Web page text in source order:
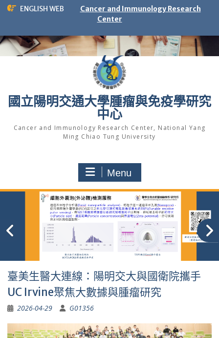
Skip
ENGLISH WEB
Cancer and Immunology Research
Center
國立陽明交通大學腫瘤與免疫學研究
中心
Cancer and Immunology Research Center, National Yang
Ming Chiao Tung University
Menu
臺美生醫大連線：陽明交大與國衛院攜手
UC Irvine聚焦大數據與腫瘤研究
2026-04-29 G01356